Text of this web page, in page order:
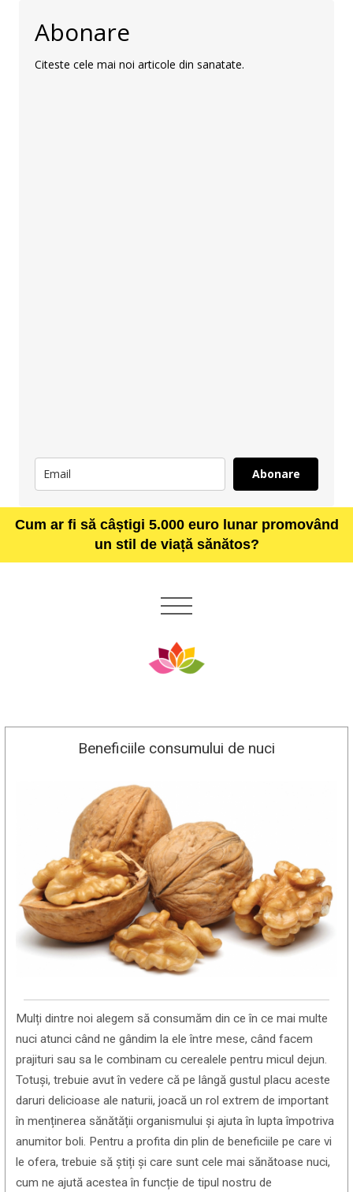
Abonare
Citeste cele mai noi articole din sanatate.
Abonare
Cum ar fi să câștigi 5.000 euro lunar promovând
un stil de viață sănătos?
Beneficiile consumului de nuci
Mulți dintre noi alegem să consumăm din ce în ce mai multe
nuci atunci când ne gândim la ele între mese, când facem
prajituri sau sa le combinam cu cerealele pentru micul dejun.
Totuși, trebuie avut în vedere că pe lângă gustul placu aceste
daruri delicioase ale naturii, joacă un rol extrem de important
în menținerea sănătății organismului și ajuta în lupta împotriva
anumitor boli. Pentru a profita din plin de beneficiile pe care vi
le ofera, trebuie să știți și care sunt cele mai sănătoase nuci,
cum ne ajută acestea în funcție de tipul nostru de